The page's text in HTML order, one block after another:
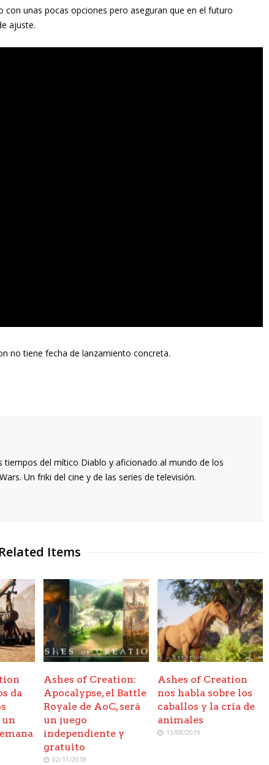
unas pocas opciones pero aseguran que en el futuro
ajuste.
no tiene fecha de lanzamiento concreta.
tiempos del mítico Diablo y aficionado al mundo de los
Un friki del cine y de las series de televisión.
Related Items
da
un
Ashes of Creation:
Apocalypse, el Battle
Royale de AoC, será
un juego
independiente y
gratuito
02/11/2018
Ashes of Creation
nos habla sobre los
caballos y la cría de
animales
13/08/2019